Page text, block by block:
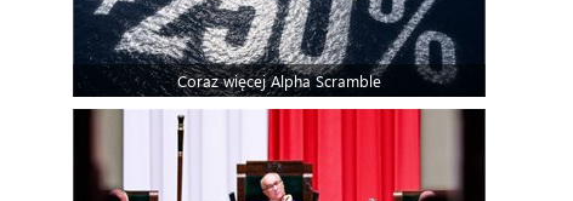
Coraz więcej Alpha Scramble